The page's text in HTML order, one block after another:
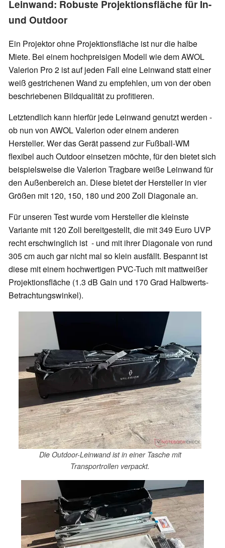
Leinwand: Robuste Projektionsfläche für In-
und Outdoor
Ein Projektor ohne Projektionsfläche ist nur die halbe
Miete. Bei einem hochpreisigen Modell wie dem AWOL
Valerion Pro 2 ist auf jeden Fall eine Leinwand statt einer
weiß gestrichenen Wand zu empfehlen, um von der oben
beschriebenen Bildqualität zu profitieren.
Letztendlich kann hierfür jede Leinwand genutzt werden -
ob nun von AWOL Valerion oder einem anderen
Hersteller. Wer das Gerät passend zur Fußball-WM
flexibel auch Outdoor einsetzen möchte, für den bietet sich
beispielsweise die Valerion Tragbare weiße Leinwand für
den Außenbereich an. Diese bietet der Hersteller in vier
Größen mit 120, 150, 180 und 200 Zoll Diagonale an.
Für unseren Test wurde vom Hersteller die kleinste
Variante mit 120 Zoll bereitgestellt, die mit 349 Euro UVP
recht erschwinglich ist - und mit ihrer Diagonale von rund
305 cm auch gar nicht mal so klein ausfällt. Bespannt ist
diese mit einem hochwertigen PVC-Tuch mit mattweißer
Projektionsfläche (1.3 dB Gain und 170 Grad Halbwerts-
Betrachtungswinkel).
Die Outdoor-Leinwand ist in einer Tasche mit
Transportrollen verpackt.